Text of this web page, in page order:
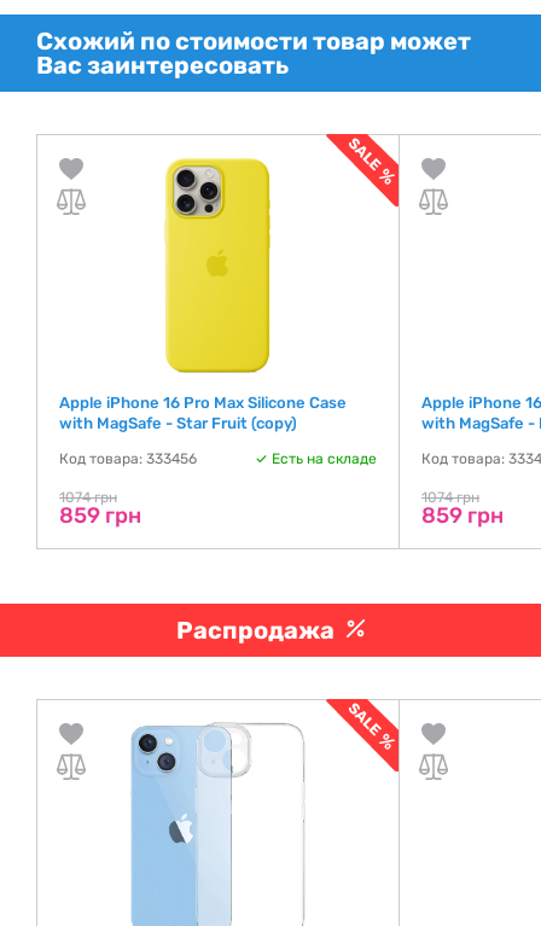
Схожий по стоимости товар может
Вас заинтересовать
Apple iPhone 16 Pro Max Silicone Case
with MagSafe - Star Fruit (copy)
Код товара: 333456 Есть на складе
1074 грн
859 грн
Apple iPhone
with MagSafe -
Код товара:
1074 грн
859 грн
Распродажа